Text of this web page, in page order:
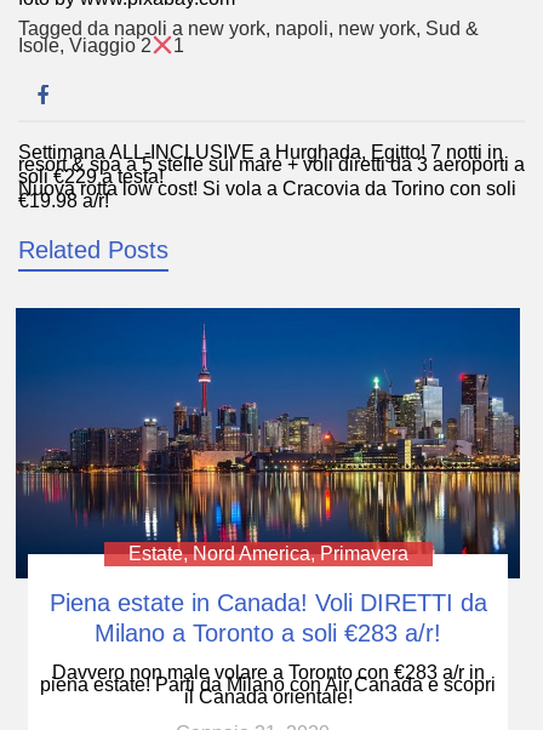
Tagged da napoli a new york, napoli, new york, Sud &
Isole, Viaggio 2 1
Navigazione
articoli
Settimana ALL-INCLUSIVE a Hurghada, Egitto! 7 notti in
resort & spa a 5 stelle sul mare + voli diretti da 3 aeroporti a
soli €229 a testa!
Nuova rotta low cost! Si vola a Cracovia da Torino con soli
€19,98 a/r!
Related Posts
Estate,Nord America,Primavera
Piena estate in Canada! Voli DIRETTI da
Milano a Toronto a soli €283 a/r!
Davvero non male volare a Toronto con €283 a/r in
piena estate! Parti da Milano con Air Canada e scopri
il Canada orientale!